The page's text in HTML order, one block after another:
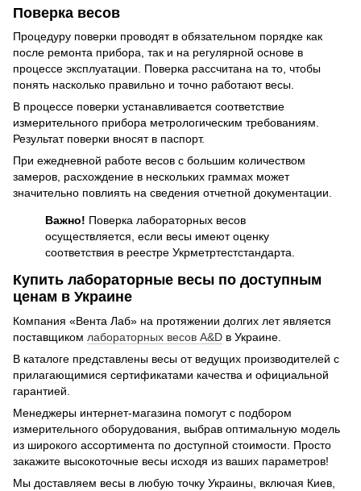
Поверка весов
Процедуру поверки проводят в обязательном порядке как
после ремонта прибора, так и на регулярной основе в
процессе эксплуатации. Поверка рассчитана на то, чтобы
понять насколько правильно и точно работают весы.
В процессе поверки устанавливается соответствие
измерительного прибора метрологическим требованиям.
Результат поверки вносят в паспорт.
При ежедневной работе весов с большим количеством
замеров, расхождение в нескольких граммах может
значительно повлиять на сведения отчетной документации.
Важно! Поверка лабораторных весов
осуществляется, если весы имеют оценку
соответствия в реестре Укрметртестстандарта.
Купить лабораторные весы по доступным
ценам в Украине
Компания «Вента Лаб» на протяжении долгих лет является
поставщиком лабораторных весов A&D в Украине.
В каталоге представлены весы от ведущих производителей с
прилагающимися сертификатами качества и официальной
гарантией.
Менеджеры интернет-магазина помогут с подбором
измерительного оборудования, выбрав оптимальную модель
из широкого ассортимента по доступной стоимости. Просто
закажите высокоточные весы исходя из ваших параметров!
Мы доставляем весы в любую точку Украины, включая Киев,